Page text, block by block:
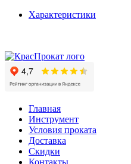
Характеристики
Главная
Инструмент
Условия проката
Доставка
Скидки
Контакты